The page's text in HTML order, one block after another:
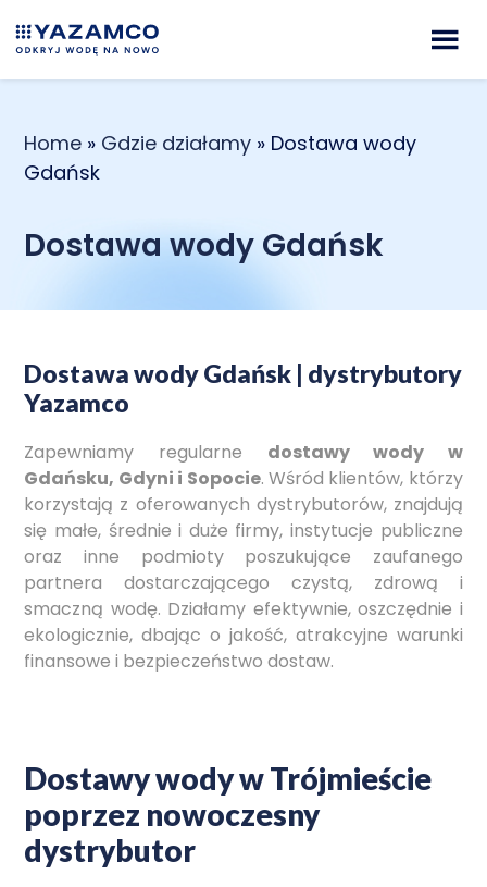
Home » Gdzie działamy » Dostawa wody
Gdańsk
Dostawa wody Gdańsk
Dostawa wody Gdańsk | dystrybutory
Yazamco
Zapewniamy regularne dostawy wody w
Gdańsku, Gdyni i Sopocie. Wśród klientów, którzy
korzystają z oferowanych dystrybutorów, znajdują
się małe, średnie i duże firmy, instytucje publiczne
oraz inne podmioty poszukujące zaufanego
partnera dostarczającego czystą, zdrową i
smaczną wodę. Działamy efektywnie, oszczędnie i
ekologicznie, dbając o jakość, atrakcyjne warunki
finansowe i bezpieczeństwo dostaw.
Dostawy wody w Trójmieście
poprzez nowoczesny
dystrybutor